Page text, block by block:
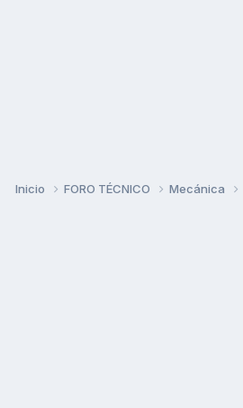
Inicio FORO TÉCNICO Mecánica